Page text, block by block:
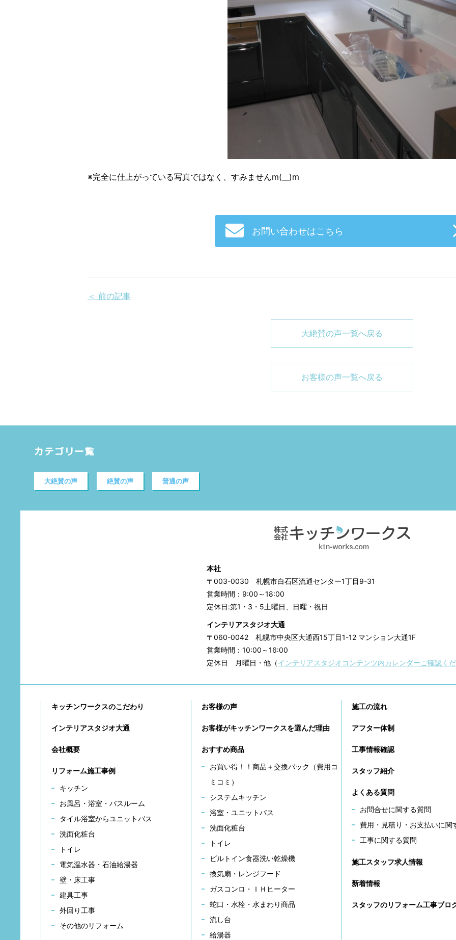
※完全に仕上がっている写真ではなく、すみませんm(__)m
お問い合わせはこちら
＜ 前の記事
大絶賛の声一覧へ戻る
お客様の声一覧へ戻る
カテゴリ一覧
大絶賛の声 絶賛の声 普通の声
本社
〒003-0030 札幌市白石区流通センター1丁目9-31
営業時間：9:00～18:00
定休日:第1・3・5土曜日、日曜・祝日
インテリアスタジオ大通
〒060-0042 札幌市中央区大通西15丁目1-12 マンション大通1F
営業時間：10:00～16:00
定休日 月曜日・他（インテリアスタジオコンテンツ内カレンダーご確認く
キッチンワークスのこだわり
インテリアスタジオ大通
会社概要
リフォーム施工事例
キッチン
お風呂・浴室・バスルーム
タイル浴室からユニットバス
洗面化粧台
トイレ
電気温水器・石油給湯器
壁・床工事
建具工事
外回り工事
その他のリフォーム
お客様の声
お客様がキッチンワークスを選んだ理由
おすすめ商品
お買い得！！商品＋交換パック（費用コ
ミコミ）
システムキッチン
浴室・ユニットバス
洗面化粧台
トイレ
ビルトイン食器洗い乾燥機
換気扇・レンジフード
ガスコンロ・ＩＨヒーター
蛇口・水栓・水まわり商品
流し台
給湯器
施工の流れ
アフター体制
工事情報確認
スタッフ紹介
よくある質問
お問合せに関する質問
費用・見積り・お支払いに関
工事に関する質問
施工スタッフ求人情報
新着情報
スタッフのリフォーム工事ブロ